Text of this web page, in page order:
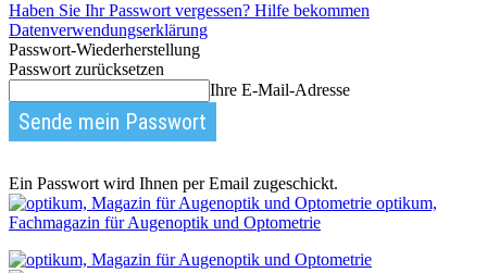
Haben Sie Ihr Passwort vergessen? Hilfe bekommen
Datenverwendungserklärung
Passwort-Wiederherstellung
Passwort zurücksetzen
Ihre E-Mail-Adresse
Ein Passwort wird Ihnen per Email zugeschickt.
optikum,
Fachmagazin für Augenoptik und Optometrie